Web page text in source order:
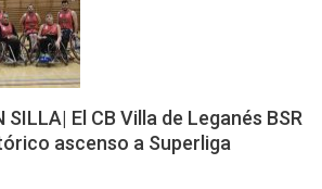
SILLA| El CB Villa de Leganés BSR
ascenso a Superliga